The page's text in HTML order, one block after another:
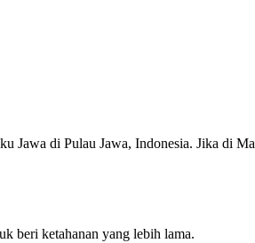
Jawa di Pulau Jawa, Indonesia. Jika di
beri ketahanan yang lebih lama.